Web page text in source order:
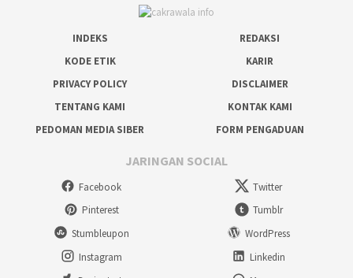
INDEKS
REDAKSI
KODE ETIK
KARIR
PRIVACY POLICY
DISCLAIMER
TENTANG KAMI
KONTAK KAMI
PEDOMAN MEDIA SIBER
FORM PENGADUAN
JARINGAN SOCIAL
Facebook
Twitter
Pinterest
Tumblr
Stumbleupon
WordPress
Instagram
Linkedin